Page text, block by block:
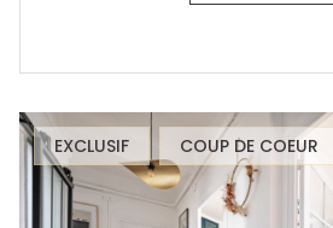
EXCLUSIF COUP DE COEUR